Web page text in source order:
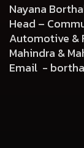
Nayana
Head –
Automotive
Mahindra &
Email -